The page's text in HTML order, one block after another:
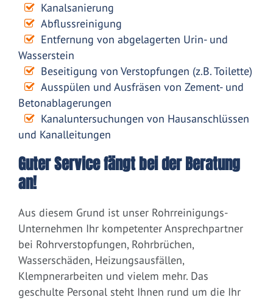
Kanalsanierung
Abflussreinigung
Entfernung von abgelagerten Urin- und
Wasserstein
Beseitigung von Verstopfungen (z.B. Toilette)
Ausspülen und Ausfräsen von Zement- und
Betonablagerungen
Kanaluntersuchungen von Hausanschlüssen
und Kanalleitungen
Guter Service fängt bei der Beratung
an!
Aus diesem Grund ist unser Rohrreinigungs-
Unternehmen Ihr kompetenter Ansprechpartner
bei Rohrverstopfungen, Rohrbrüchen,
Wasserschäden, Heizungsausfällen,
Klempnerarbeiten und vielem mehr. Das
geschulte Personal steht Ihnen rund um die Ihr